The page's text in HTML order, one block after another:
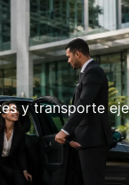
y transporte